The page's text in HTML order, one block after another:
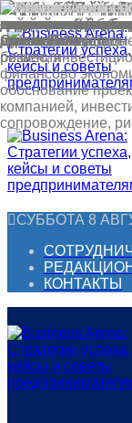
Перейти
к
контенту
СУББОТА 8
КОНТАКТЫ